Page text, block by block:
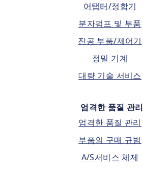
어탭터/정합기
분자펌프 및 부품
진공 부품/제어기
정밀 기계
대량 기술 서비스
엄격한 품질 관리
엄격한 품질 관리
부품의 구매 규범
A/S서비스 체제